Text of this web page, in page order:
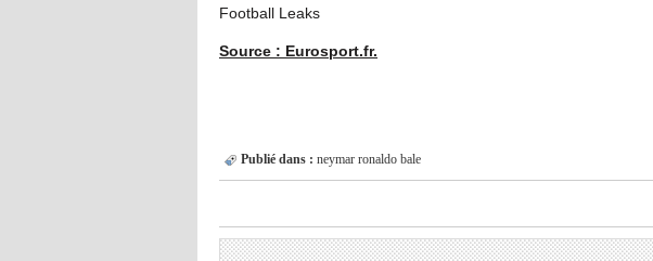
Football Leaks
Source : Eurosport.fr.
Publié dans : neymar ronaldo bale